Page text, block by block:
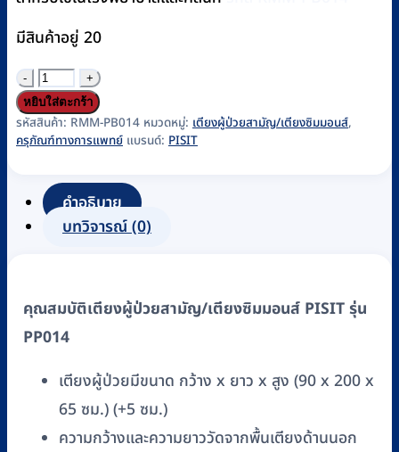
มีสินค้าอยู่ 20
จำนวน
เตียง
ผู้
ป่วย
เตียง
ซิ
PISIT
รุ่น
ชิ้น
หยิบใส่ตะกร้า
รหัสสินค้า: RMM-PB014 หมวดหมู่: เตียงผู้ป่วยสามัญ/เตียงซิมมอนส์,
ครุภัณฑ์ทางการแพทย์ แบรนด์: PISIT
คำอธิบาย
บทวิจารณ์ (0)
คุณสมบัติเตียงผู้ป่วยสามัญ/เตียงซิมมอนส์ PISIT รุ่น
PP014
เตียงผู้ป่วยมีขนาด กว้าง x ยาว x สูง (90 x 200 x
65 ซม.) (+5 ซม.)
ความกว้างและความยาววัดจากพื้นเตียงด้านนอก